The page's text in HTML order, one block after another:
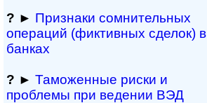
? ► Признаки сомнитель­ных
операций (фиктивных сделок) в
банках
? ► Таможенные риски и
проблемы при ведении ВЭД